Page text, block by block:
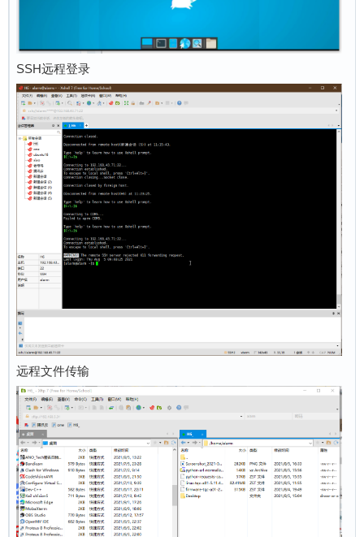
SSH远程登录
远程文件传输